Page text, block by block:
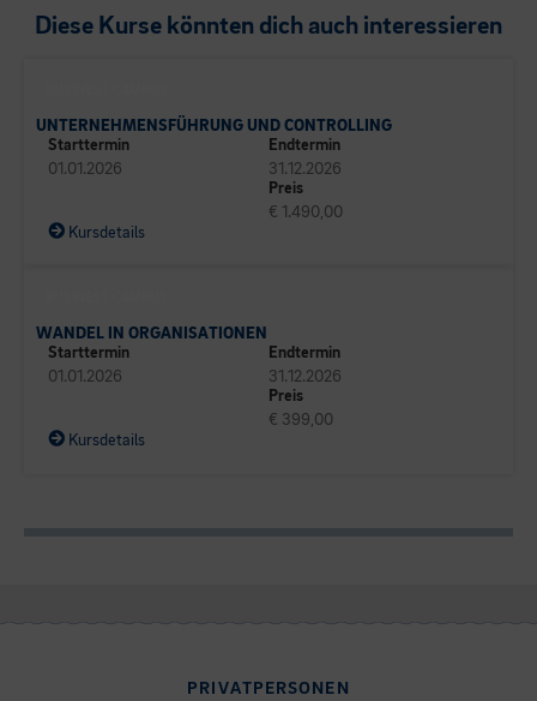
Diese Kurse könnten dich auch interessieren
UNTERNEHMENSFÜHRUNG UND CONTROLLING
Starttermin
01.01.2026
Endtermin
31.12.2026
Preis
€ 1.490,00
Kursdetails
WANDEL IN ORGANISATIONEN
Starttermin
01.01.2026
Endtermin
31.12.2026
Preis
€ 399,00
Kursdetails
PRIVATPERSONEN